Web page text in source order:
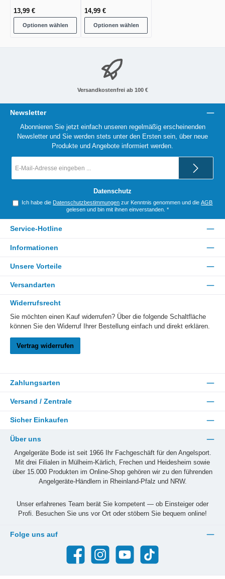
13,99 €
Optionen wählen
14,99 €
Optionen wählen
Versandkostenfrei ab 100 €
Newsletter
Abonnieren Sie jetzt einfach unseren regelmäßig erscheinenden
Newsletter und Sie werden stets unter den Ersten sein, über neue
Produkte und Angebote informiert werden.
Mail-
Datenschutz
Ich habe die Datenschutzbestimmungen zur Kenntnis genommen und dieAGB
gelesen und bin mit ihnen einverstanden. *
Service-Hotline
Informationen
Unsere Vorteile
Versandarten
Widerrufsrecht
Sie möchten einen Kauf widerrufen? Über die folgende Schaltfläche
können Sie den Widerruf Ihrer Bestellung einfach und direkt erklären.
Vertrag widerrufen
Zahlungsarten
Versand / Zentrale
Sicher Einkaufen
Über uns
Angelgeräte Bode ist seit 1966 Ihr Fachgeschäft für den Angelsport.
Mit drei Filialen in Mülheim-Kärlich, Frechen und Heidesheim sowie
über 15.000 Produkten im Online-Shop gehören wir zu den führenden
Angelgeräte-Händlern in Rheinland-Pfalz und NRW.
Unser erfahrenes Team berät Sie kompetent — ob Einsteiger oder
Profi. Besuchen Sie uns vor Ort oder stöbern Sie bequem online!
Folge uns auf
Facebook Instagram YouTube TikTok